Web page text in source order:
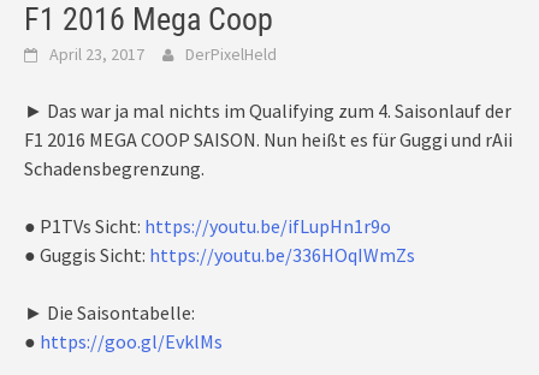
F1 2016 Mega Coop
April 23, 2017 DerPixelHeld
► Das war ja mal nichts im Qualifying zum 4. Saisonlauf der
F1 2016 MEGA COOP SAISON. Nun heißt es für Guggi und rAii
Schadensbegrenzung.
● P1TVs Sicht: https://youtu.be/ifLupHn1r9o
● Guggis Sicht: https://youtu.be/336HOqIWmZs
► Die Saisontabelle:
● https://goo.gl/EvklMs